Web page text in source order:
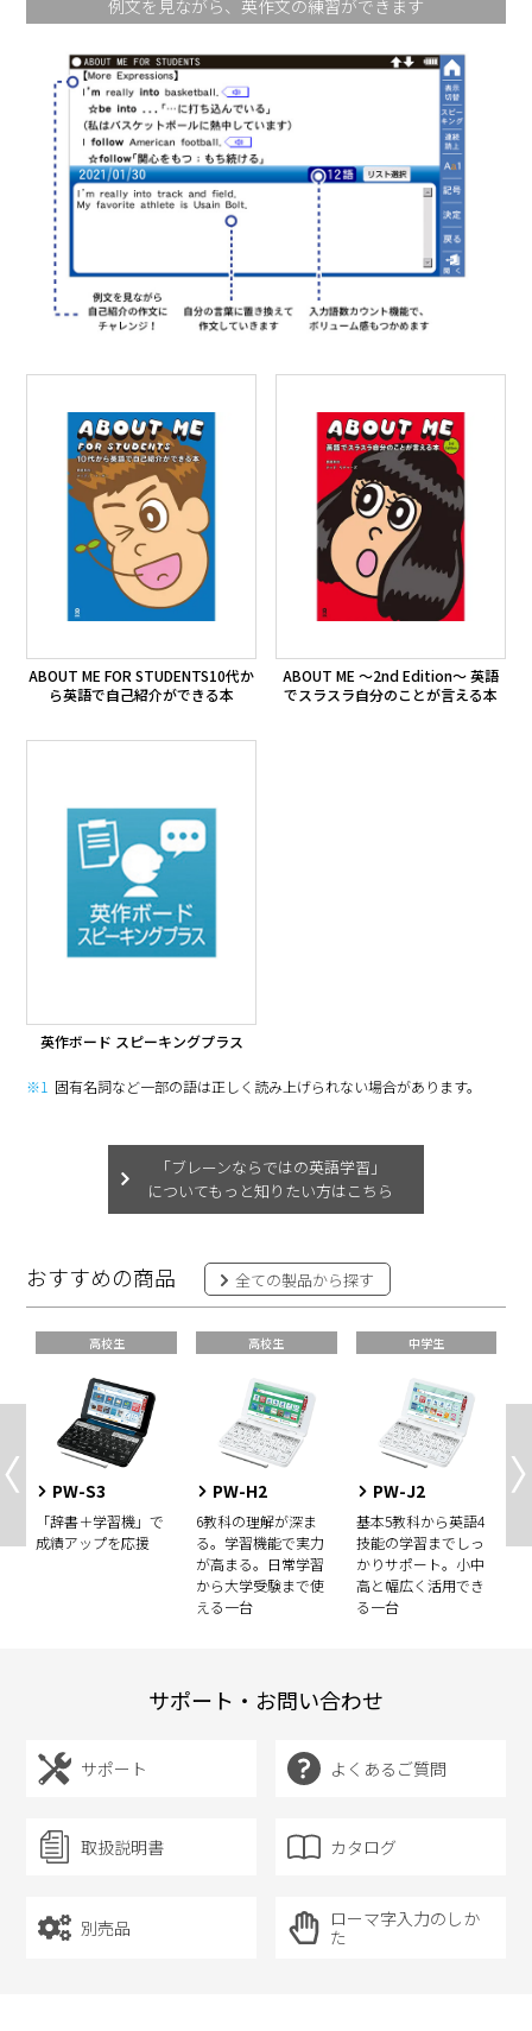
例文を見ながら、英作文の練習ができます
ABOUT ME FOR STUDENTS10代か
ら英語で自己紹介ができる本
ABOUT ME ～2nd Edition～英語
でスラスラ自分のことが言える本
英作ボード スピーキングプラス
※1 固有名詞など一部の語は正しく読み上げられない場合があります。
「ブレーンならではの英語学習」
についてもっと知りたい方はこちら
おすすめの商品 全ての製品から探す
高校生
PW-S3
「辞書＋学習機」で
成績アップを応援
高校生
PW-H2
6教科の理解が深ま
る。学習機能で実力
が高まる。日常学習
から大学受験まで使
える一台
中学生
PW-J2
基本5教科から英語4
技能の学習までしっ
かりサポート。小中
高と幅広く活用でき
る一台
サポート・お問い合わせ
サポート よくあるご質問
取扱説明書 カタログ
別売品
ローマ字入力のしか
た